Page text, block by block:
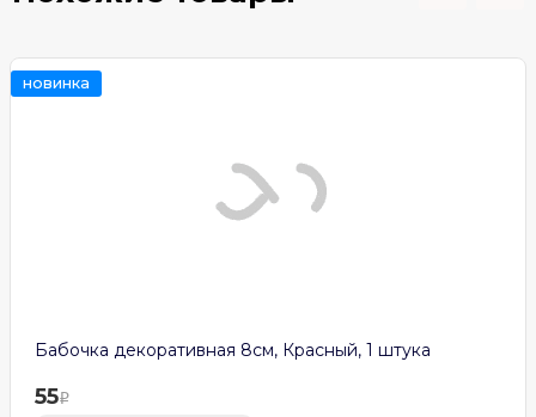
новинка
Бабочка декоративная 8см, Красный, 1 штука
55